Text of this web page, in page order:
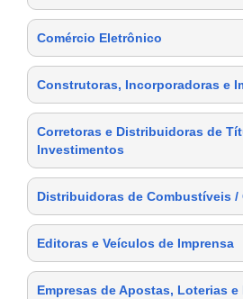
Comércio Eletrônico
Construtoras, Incorporadoras e
Corretoras e Distribuidoras de
Investimentos
Distribuidoras de Combustíveis /
Editoras e Veículos de Imprensa
Empresas de Apostas, Loterias e